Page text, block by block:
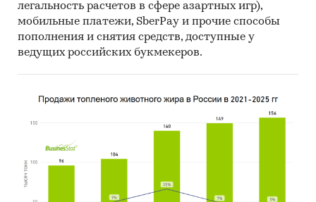
легальность расчетов в сфере азартных игр),
мобильные платежи, SberPay и прочие способы
пополнения и снятия средств, доступные у
ведущих российских букмекеров.